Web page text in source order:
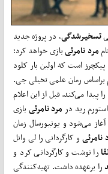
تسخیرشدگی، در پروژه جدید
مرد نامرئیبازی خواهد کرد؛
است که اولین بار کلود
موضوع فیلم براساس رمان علمی تخیلی جی.
می‌­کند. قبل از این اعلام
رید در مرد نامرئیبازی
می­‌شود و یونیورسال زمان
و کارگردانی را لی وانل
را نوشت و کارگردانی کرد و
را برعهده داشت. تهیه­‌کنندگی